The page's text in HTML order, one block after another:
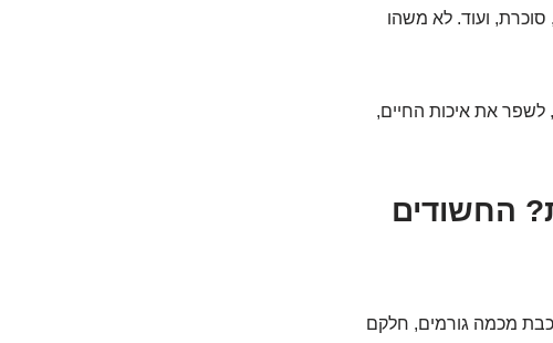
ועוד. לא משהו
לשפר את איכות החיים,
החשודים
מכמה גורמים, חלקם